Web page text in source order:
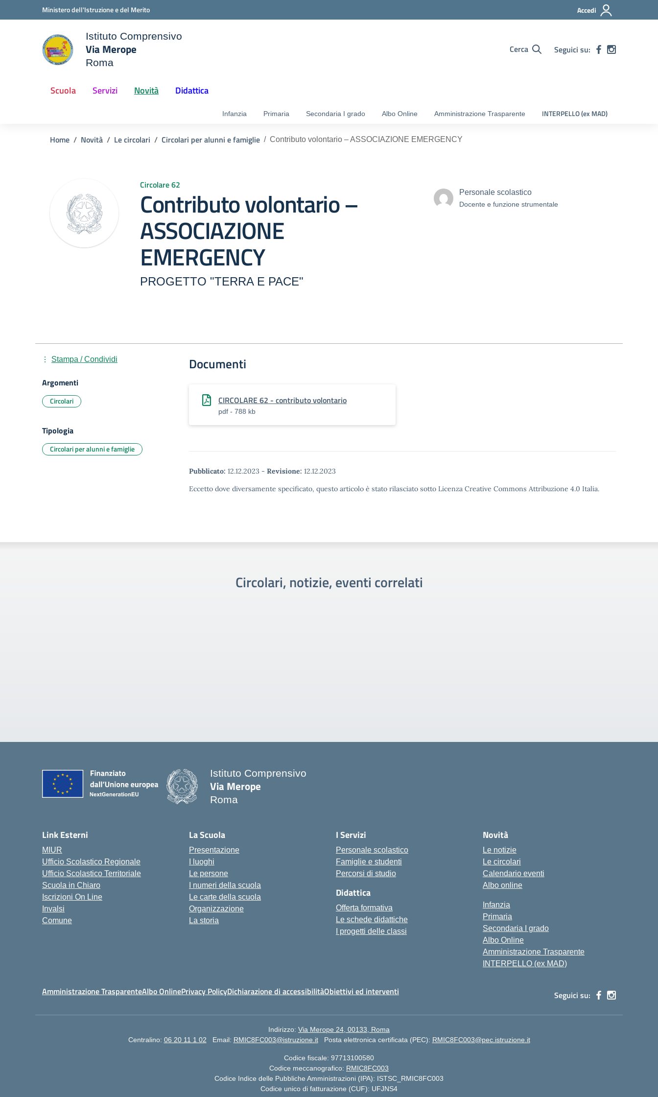
Ministero dell'Istruzione e del Merito Accedi
della scuola
Istituto Comprensivo
Via Merope
Roma
Cerca Seguici su:
Scuola Servizi Novità Didattica
Infanzia Primaria Secondaria I grado Albo Online Amministrazione Trasparente INTERPELLO (ex MAD)
Home Novità Le circolari Circolari per alunni e famiglie Contributo volontario – ASSOCIAZIONE EMERGENCY
Circolare 62
Contributo volontario –
ASSOCIAZIONE
EMERGENCY
PROGETTO "TERRA E PACE"
Personale scolastico
Docente e funzione strumentale
Documenti
CIRCOLARE 62 - contributo volontario
pdf - 788 kb
Pubblicato: 12.12.2023 - Revisione: 12.12.2023
Eccetto dove diversamente specificato, questo articolo è stato rilasciato sotto Licenza Creative Commons Attribuzione 4.0 Italia.
Stampa / Condividi
Argomenti
Circolari
Tipologia
Circolari per alunni e famiglie
Circolari, notizie, eventi correlati
Istituto Comprensivo
Via Merope
Roma
Link Esterni
MIUR
Ufficio Scolastico Regionale
Ufficio Scolastico Territoriale
Scuola in Chiaro
Iscrizioni On Line
Invalsi
Comune
La Scuola
Presentazione
I luoghi
Le persone
I numeri della scuola
Le carte della scuola
Organizzazione
La storia
I Servizi
Personale scolastico
Famiglie e studenti
Percorsi di studio
Didattica
Offerta formativa
Le schede didattiche
I progetti delle classi
Novità
Le notizie
Le circolari
Calendario eventi
Albo online
Infanzia
Primaria
Secondaria I grado
Albo Online
Amministrazione Trasparente
INTERPELLO (ex MAD)
Amministrazione TrasparenteAlbo OnlinePrivacy PolicyDichiarazione di accessibilitàObiettivi ed interventi Seguici su:
Indirizzo: Via Merope 24, 00133, Roma
Centralino: 06 20 11 1 02 Email: RMIC8FC003@istruzione.it Posta elettronica certificata (PEC): RMIC8FC003@pec.istruzione.it
Codice fiscale: 97713100580
Codice meccanografico: RMIC8FC003
Codice Indice delle Pubbliche Amministrazioni (IPA): ISTSC_RMIC8FC003
Codice unico di fatturazione (CUF): UFJNS4